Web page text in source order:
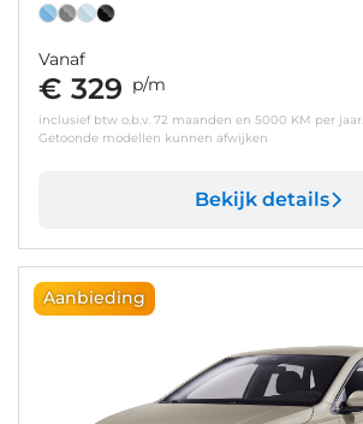
Vanaf
€ 329 p/m
inclusief btw o.b.v. 72 maanden en 5000 KM per jaar.
Getoonde modellen kunnen afwijken
Bekijk details
Aanbieding